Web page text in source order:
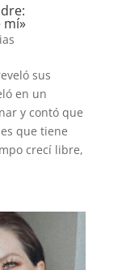
mí»
sus
en un
y contó que
que tiene
crecí libre,